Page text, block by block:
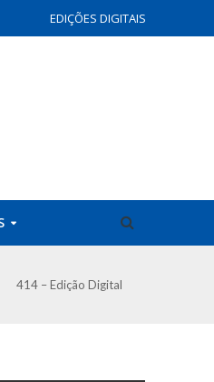
EDIÇÕES DIGITAIS
414 – Edição Digital